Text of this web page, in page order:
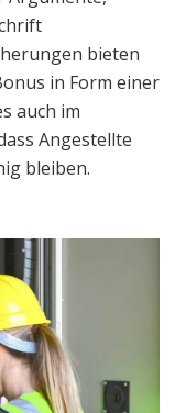
bieten
in Form einer
auch im
Angestellte
bleiben.